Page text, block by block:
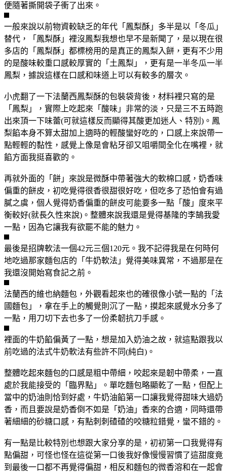
便隨著撕開袋子衝了出來。
一般來說以前物資較缺乏的年代「鳳梨酥」多半是以「冬瓜」
替代，「鳳梨酥」裡沒鳳梨我想也早不是新聞了，是以現在很
多店的「鳳梨酥」都標榜用的是真正的鳳梨入餅，更有不少用
的是酸味較重口感較厚實的「土鳳梨」，更有是一半冬瓜一半
鳳梨，據說這樣在口感和味道上可以有較多的層次。
小虎翻了一下法蘭西鳳梨酥的包裝袋背後，材料裡只寫的是
「鳳梨」，實際上吃起來「酸味」非常的淡，只是三不五時跑
出來頂一下味蕾(可就這樣反而顯得其酸更加迷人、特別)。鳳
梨餡本身不算太甜加上適時的輕酸蠻好吃的，口感上來說帶一
點輕輕的黏性，感覺上像是會粘牙卻又咀嚼間全化在嘴裡，就
餡方面我挺喜歡的。
再就外面的「餅」來說是微酥中帶著強大的軟棉口感，奶香味
偏重的餅皮，初吃覺得很香很甜很好吃，但吃多了恐怕會有過
膩之虞，個人覺得奶香偏重的餅皮可能要多一點「酸」度來平
衡較好(就長久性來說)。整體來說我還是覺得基隆的李鵠我愛
一點，因為它讓我有欲罷不能的魅力。
最後是招牌軟法一個42元三個120元。我不記得我是在何時何
地吃過那家麵包店的「牛奶軟法」覺得美味異常，不過那是在
我還沒開始寫食記之前。
法蘭西的維也納麵包，外觀看起來也的確很像小號一點的「法
國麵包」，拿在手上的觸覺則沉了一點，摸起來感覺水分多了
一點，用刀切下去也多了一份柔韌抗刀手感。
裡面的牛奶餡偏黃了一點，想是加入奶油之故，就這點跟我以
前吃過的法式牛奶軟法有些許不同(純白)。
整體吃起來麵包的口感是粗中帶細，咬起來是韌中帶柔，一直
處於我能接受的「臨界點」。單吃麵包略顯乾了一點，但配上
當中的奶油則恰到好處，牛奶油餡第一口讓我覺得甜味大過奶
香，而且要說是奶香倒不如是「奶油」香來的合適，同時還帶
著細細的砂糖口感，有點刺刺碴碴的咬糖粒錯覺，蠻不錯的。
有一點是比較特別也想跟大家分享的是，初初第一口我覺得有
點偏甜，可怪也怪在這從第一口後我好像慢慢習慣了這甜度竟
到最後一口都不再覺得偏甜，相反和麵包的微香溶和在一起會